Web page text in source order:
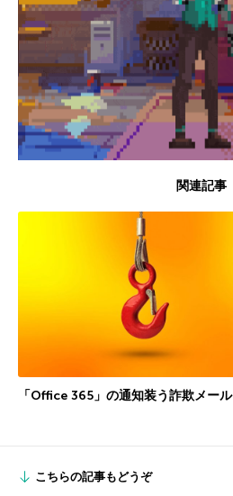
関連記事
「Office 365」の通知装う詐欺メール
こちらの記事もどうぞ